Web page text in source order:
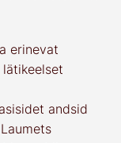
erinevat
andsid